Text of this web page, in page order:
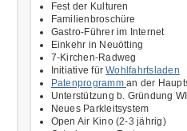
Fest der Kulturen
Familienbroschüre
Gastro-Führer im Internet
Einkehr in Neuötting
7-Kirchen-Radweg
Initiative fürWohlfahrtsladen
Patenprogramm an der
Unterstützung b. Gründung
Neues Parkleitsystem
Open Air Kino (2-3 jährig)